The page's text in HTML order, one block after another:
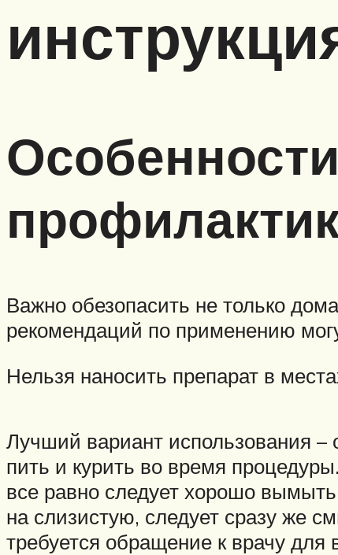
Важно обезопасить не только
рекомендаций по применению
Нельзя наносить препарат в
Лучший вариант использования –
пить и курить во время
все равно следует хорошо
на слизистую, следует сразу же
требуется обращение к врачу